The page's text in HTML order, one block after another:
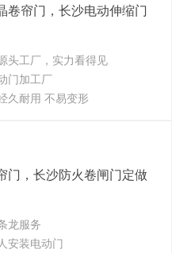
卷帘门，长沙电动伸缩门
头工厂，实力看得见
门加工厂
久耐用 不易变形
门，长沙防火卷闸门定做
龙服务
安装电动门